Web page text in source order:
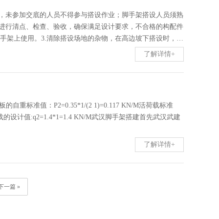
未参加交底的人员不得参与搭设作业；脚手架搭设人员须熟
行清点、检查、验收，确保满足设计要求，不合格的构配件
架上使用。3.清除搭设场地的杂物，在高边坡下搭设时，应
高度、搭设场地地基情况，对脚手架基础进行处理，确认
认，凡有不适合从事高处作业的人员不得从事脚手架的搭设
交底的要求进行，严禁偷工减料，严格遵守搭设工艺，不得
了解详情+
自重标准值：P2=0.35*1/(2 1)=0.117 KN/M活荷载标准
设计值:q2=1.4*1=1.4 KN/M武汉脚手架搭建首先武汉武建
了解详情+
一篇 »